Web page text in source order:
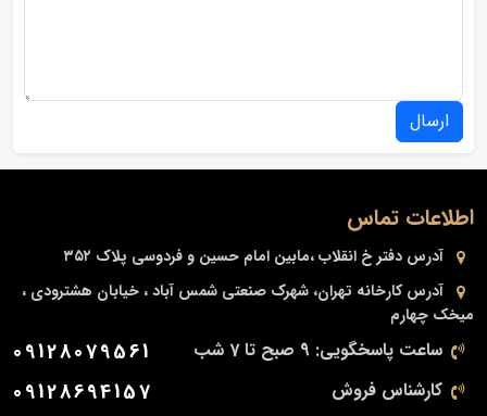
ارسال
اطلاعات تماس
آدرس دفتر خ انقلاب ،مابین امام حسین و فردوسی پلاک ۳۵۲
آدرس کارخانه تهران، شهرک صنعتی شمس آباد ، خیابان هشترودی ،
میخک چهارم
ساعت پاسخگویی: 9 صبح تا 7 شب 09128079561
کارشناس فروش 09128694157